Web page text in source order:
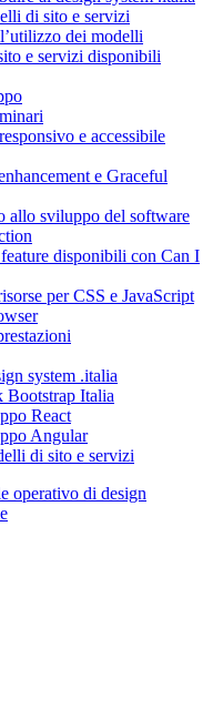
di sito e servizi
dei modelli
e servizi disponibili
e accessibile
e Graceful
allo sviluppo del software
disponibili con Can I
per CSS e JavaScript
system .italia
Bootstrap Italia
React
Angular
di sito e servizi
operativo di design